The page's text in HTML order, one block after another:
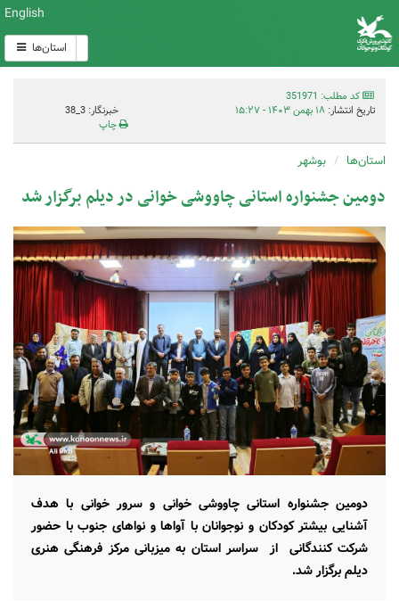
English
استان‌ها
کد مطلب: 351971
تاریخ انتشار: ۱۸ بهمن ۱۴۰۳ - ۱۵:۲۷
خبرنگار: 3_38
چاپ
استان‌ها بوشهر
دومین جشنواره استانی چاووشی خوانی در دیلم برگزار شد
دومین جشنواره استانی چاووشی خوانی و سرور خوانی با هدف
آشنایی بیشتر کودکان و نوجوانان با آواها و نواهای جنوب با حضور
شرکت کنندگانی از سراسر استان به میزبانی مرکز فرهنگی هنری
دیلم برگزار شد.